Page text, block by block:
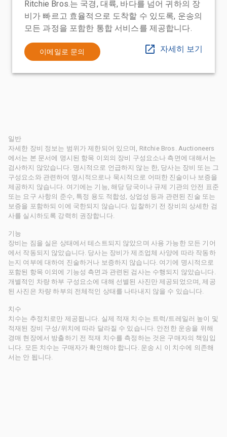
Ritchie Bros.는 국경, 대륙, 바다를 넘어 귀하의 장
비가 빠르고 효율적으로 도착할 수 있도록, 운송의
모든 과정을 포함한 통합 서비스를 제공합니다.
이메일로 문의 자세히 보기
일반
자세한 장비 정보는 범위가 제한되어 있으며, Ritchie Bros. Auctioneers
에서는 본 문서에 명시된 항목 이외의 장비 구성요소나 측면에 대해서는
검사하지 않았습니다. 명시적으로 언급하지 않는 한, 당사는 장비 또는 그
구성요소와 관련하여 명시적으로나 묵시적으로 어떠한 진술이나 보증을
제공하지 않습니다. 여기에는 기능, 해당 당국이나 규제 기관의 안전 표준
또는 요구 사항의 준수, 특정 용도 적합성, 상업성 등과 관련된 진술 또는
보증을 포함하되 이에 국한되지 않습니다. 입찰하기 전 장비의 상세한 검
사를 실시하도록 강력히 권장합니다.
기능
장비는 짐을 실은 상태에서 테스트되지 않았으며 사용 가능한 모든 기어
에서 작동되지 않았습니다. 당사는 장비가 제조업체 사양에 따라 작동하
는지 여부에 대하여 진술하거나 보증하지 않습니다. 여기에 명시적으로
포함된 항목 이외에 기능성 측면과 관련된 검사는 수행되지 않았습니다.
개별적인 차량 하부 구성요소에 대해 선별된 사진만 제공되었으며, 제공
된 사진은 차량 하부의 전체적인 상태를 나타내지 않을 수 있습니다.
치수
치수는 추정치로만 제공됩니다. 실제 적재 치수는 트럭/트레일러 높이 및
적재된 장비 구성/위치에 따라 달라질 수 있습니다. 안전한 운송을 위해
경매 현장에서 방출하기 전 적재 치수를 측정하는 것은 구매자의 책임입
니다. 모든 치수는 구매자가 확인해야 합니다. 운송 시 이 치수에 의존해
서는 안 됩니다.